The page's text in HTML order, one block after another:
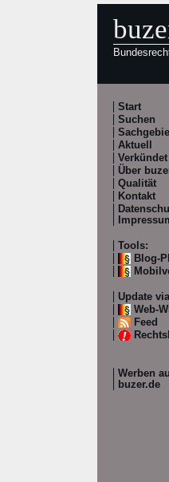
Start
Suchen
Aktuell
Verkündet
Über
Qualität
Kontakt
Tools:
Blog-
Update
Web-
Feed
Werben
buzer.de